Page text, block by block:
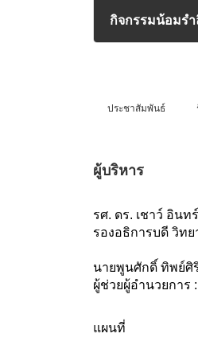
กิจกรรมน้อมรำ
ประชาสัมพันธ์
ผู้บริหาร
รศ. ดร. เชาว์ อินท
รองอธิการบดี วิท
นายพูนศักดิ์ ทิพย์ศิ
ผู้ช่วยผู้อำนวยการ
แผนที่